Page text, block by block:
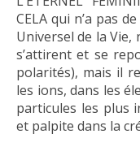
CELA qui n’a pas
Universel de la
s’attirent et se
polarités), mais il
les ions, dans les
particules les plus
et palpite dans la